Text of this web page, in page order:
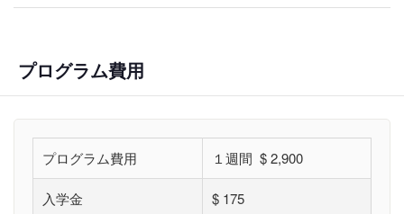
プログラム費用
プログラム費用 １週間 $ 2,900
入学金 $ 175